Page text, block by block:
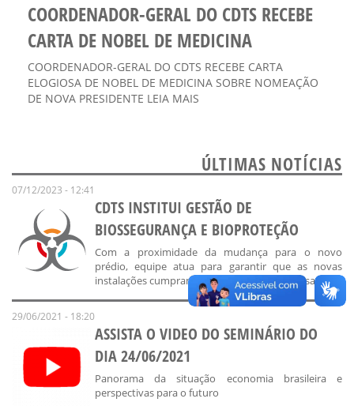
COORDENADOR-GERAL DO CDTS RECEBE
CARTA DE NOBEL DE MEDICINA
COORDENADOR-GERAL DO CDTS RECEBE CARTA
ELOGIOSA DE NOBEL DE MEDICINA SOBRE NOMEAÇÃO
DE NOVA PRESIDENTE LEIA MAIS
ÚLTIMAS NOTÍCIAS
07/12/2023 - 12:41
CDTS INSTITUI GESTÃO DE
BIOSSEGURANÇA E BIOPROTEÇÃO
Com a proximidade da mudança para o novo
prédio, equipe atua para garantir que as novas
instalações cumpram os requisitos legais dessa área
29/06/2021 - 18:20
ASSISTA O VIDEO DO SEMINÁRIO DO
DIA 24/06/2021
Panorama da situação economia brasileira e
perspectivas para o futuro